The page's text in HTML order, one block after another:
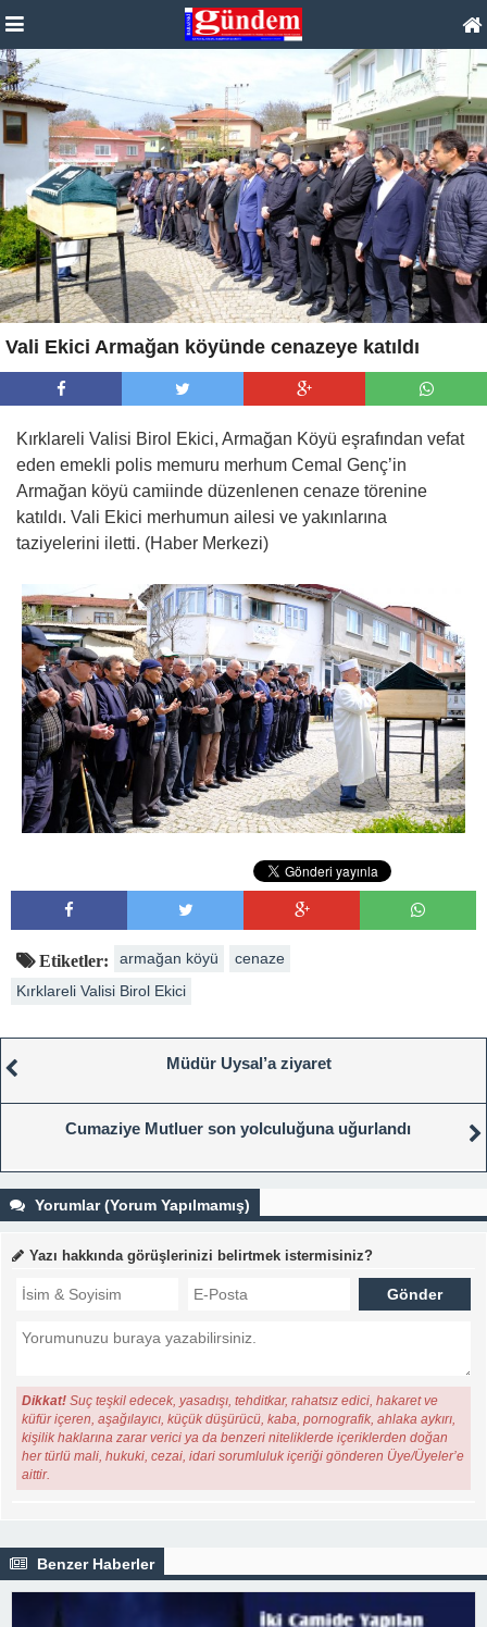
Vali Ekici Armağan köyünde cenazeye katıldı
Kırklareli Valisi Birol Ekici, Armağan Köyü eşrafından vefat
eden emekli polis memuru merhum Cemal Genç’in
Armağan köyü camiinde düzenlenen cenaze törenine
katıldı. Vali Ekici merhumun ailesi ve yakınlarına
taziyelerini iletti. (Haber Merkezi)
Etiketler: armağan köyü
cenaze
Kırklareli Valisi Birol Ekici
Müdür Uysal’a ziyaret
Cumaziye Mutluer son yolculuğuna uğurlandı
Yorumlar (Yorum Yapılmamış)
Yazı hakkında görüşlerinizi belirtmek istermisiniz?
Dikkat! Suç teşkil edecek, yasadışı, tehditkar, rahatsız edici, hakaret ve
küfür içeren, aşağılayıcı, küçük düşürücü, kaba, pornografik, ahlaka aykırı,
kişilik haklarına zarar verici ya da benzeri niteliklerde içeriklerden doğan
her türlü mali, hukuki, cezai, idari sorumluluk içeriği gönderen Üye/Üyeler’e
aittir.
Benzer Haberler